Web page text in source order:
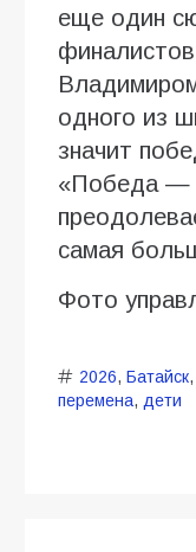
еще один
одного из
значит
«Победа —
самая
Фото
2026, Батайск,
перемена, дети